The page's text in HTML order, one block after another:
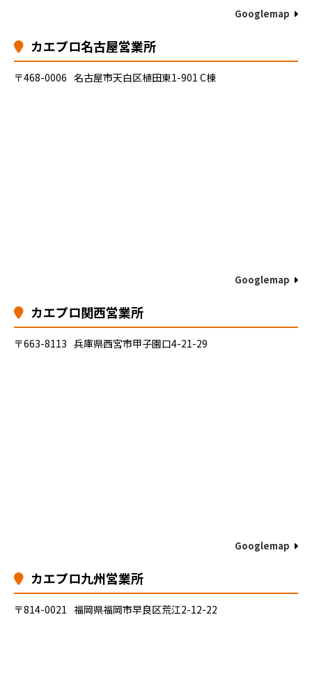
Googlemap
カエプロ名古屋営業所
〒468-0006 名古屋市天白区植田東1-901 C棟
Googlemap
カエプロ関西営業所
〒663-8113 兵庫県西宮市甲子園口4-21-29
Googlemap
カエプロ九州営業所
〒814-0021 福岡県福岡市早良区荒江2-12-22